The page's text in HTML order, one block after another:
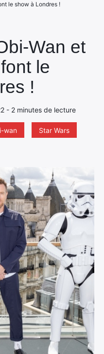
Wan et
le
!
- 2 minutes de lecture
wan Star Wars
le show à Londres !